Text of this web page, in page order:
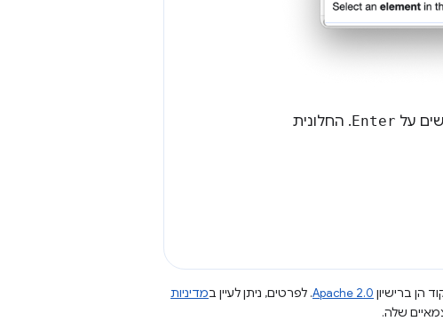
על Enter. החלונית
הן ברישיון Apache 2.0. לפרטים, ניתן לעיין במדיניות